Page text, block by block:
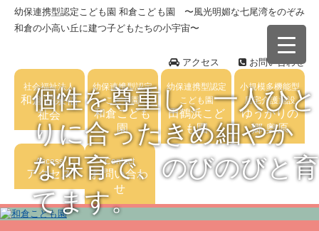
幼保連携型認定こども園 和倉こども園 〜風光明媚な七尾湾をのぞみ
和倉の小高い丘に建つ子どもたちの小宇宙〜
アクセス お問い合わせ
社会福祉法人
和倉温泉福
祉会
幼保連携型認定
こども園
和倉こども
園
幼保連携型認定
こども園
田鶴浜こど
も園
小規模多機能型
居宅介護施設
ゆうかりの
郷 奥原
Access
アクセス
Contact
お問い合わ
せ
個性を尊重し、一人ひと
りに合ったきめ細やか
な保育で、のびのびと育
てます。